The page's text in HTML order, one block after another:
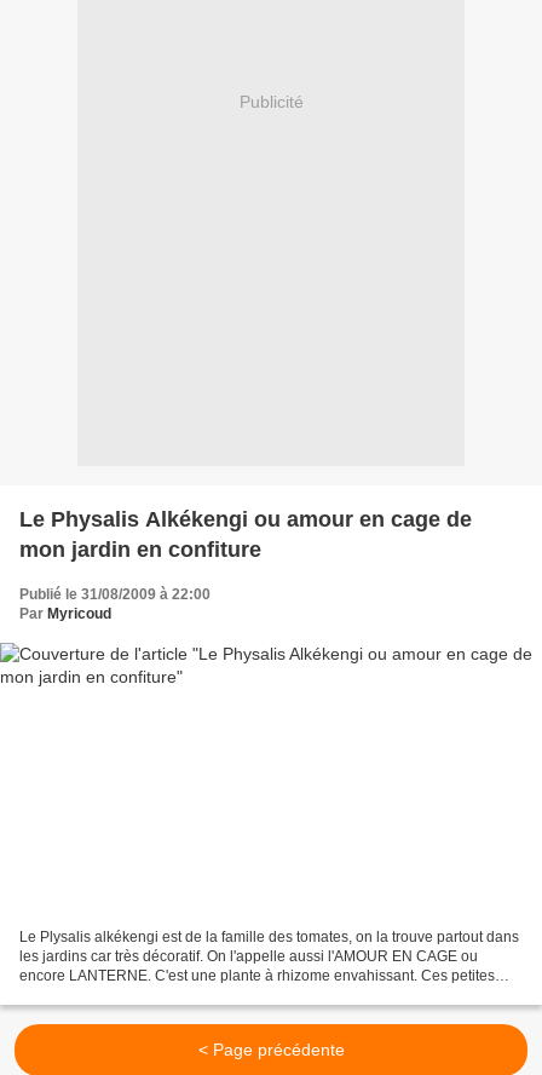
Publicité
Le Physalis Alkékengi ou amour en cage de
mon jardin en confiture
Publié le 31/08/2009 à 22:00
Par Myricoud
Le Plysalis alkékengi est de la famille des tomates, on la trouve partout dans
les jardins car très décoratif. On l'appelle aussi l'AMOUR EN CAGE ou
encore LANTERNE. C'est une plante à rhizome envahissant. Ces petites
< Page précédente